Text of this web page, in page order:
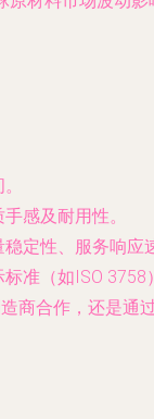
感及耐用性。
定性、服务响应
准（如ISO 3758
商合作，还是